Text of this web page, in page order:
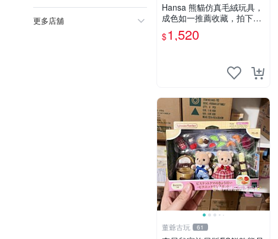
更多店舖
Hansa 熊貓仿真毛絨玩具，
成色如一推薦收藏，拍下無
疑心 熊貓 毛絨玩具 收藏
$1,520
董爺古玩 61